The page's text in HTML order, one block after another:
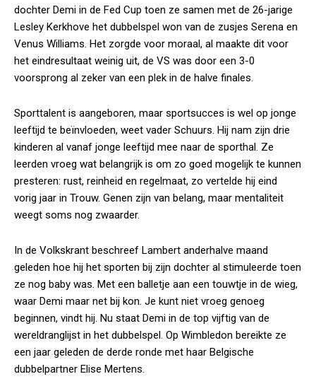
dochter Demi in de Fed Cup toen ze samen met de 26-jarige
Lesley Kerkhove het dubbelspel won van de zusjes Serena en
Venus Williams. Het zorgde voor moraal, al maakte dit voor
het eindresultaat weinig uit, de VS was door een 3-0
voorsprong al zeker van een plek in de halve finales.
Sporttalent is aangeboren, maar sportsucces is wel op jonge
leeftijd te beïnvloeden, weet vader Schuurs. Hij nam zijn drie
kinderen al vanaf jonge leeftijd mee naar de sporthal. Ze
leerden vroeg wat belangrijk is om zo goed mogelijk te kunnen
presteren: rust, reinheid en regelmaat, zo vertelde hij eind
vorig jaar in Trouw. Genen zijn van belang, maar mentaliteit
weegt soms nog zwaarder.
In de Volkskrant beschreef Lambert anderhalve maand
geleden hoe hij het sporten bij zijn dochter al stimuleerde toen
ze nog baby was. Met een balletje aan een touwtje in de wieg,
waar Demi maar net bij kon. Je kunt niet vroeg genoeg
beginnen, vindt hij. Nu staat Demi in de top vijftig van de
wereldranglijst in het dubbelspel. Op Wimbledon bereikte ze
een jaar geleden de derde ronde met haar Belgische
dubbelpartner Elise Mertens.